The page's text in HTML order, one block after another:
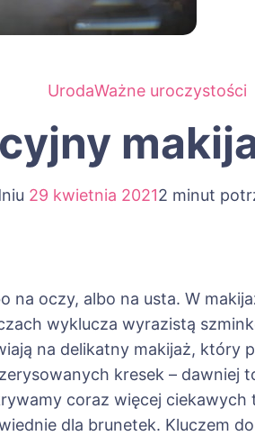
UrodaWażne uroczystości
29 kwietnia 20212 minut
na oczy, albo na usta. W
wyklucza wyrazistą
na delikatny makijaż, który
kresek – dawniej
coraz więcej ciekawych
dla brunetek. Kluczem